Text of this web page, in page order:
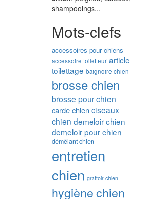
shampooings...
Mots-clefs
accessoires pour chiens
accessoire toiletteur article
toilettage baignoire chien
brosse chien
brosse pour chien
carde chienciseaux
chien demeloir chien
demeloir pour chien
démêlant chien
entretien
chien grattoir chien
hygiène chien